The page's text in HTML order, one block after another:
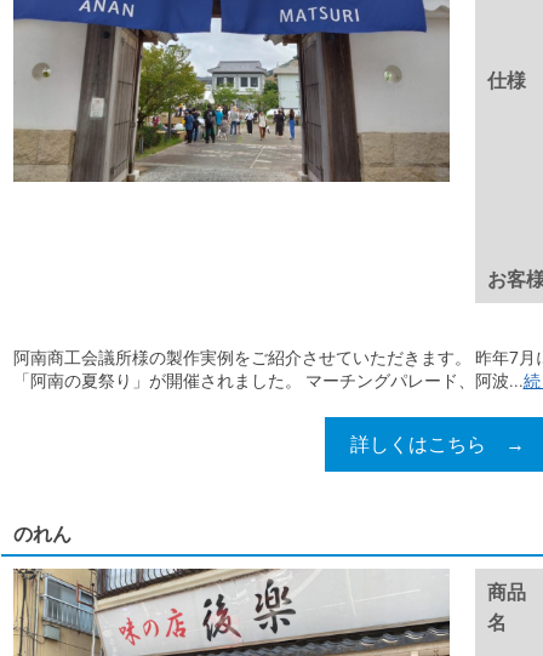
仕様
お客
阿南商工会議所様の製作実例をご紹介させていただきます。 昨年7
「阿南の夏祭り」が開催されました。 マーチングパレード、阿波...
詳しくはこちら →
のれん
商品
名